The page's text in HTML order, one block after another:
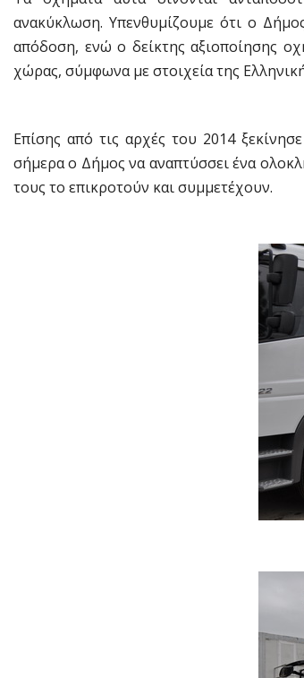
ανακύκλωση. Υπενθυμίζουμε ότι ο
απόδοση, ενώ ο δείκτης αξιοποίησης
χώρας, σύμφωνα με στοιχεία της
Επίσης από τις αρχές του 2014
σήμερα ο Δήμος να αναπτύσσει ένα
τους το επικροτούν και συμμετέχουν.